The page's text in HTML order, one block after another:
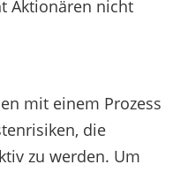
Aktionären nicht
mit einem Prozess
die
zu werden. Um